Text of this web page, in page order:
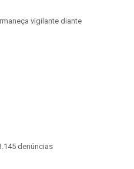
vigilante diante
denúncias